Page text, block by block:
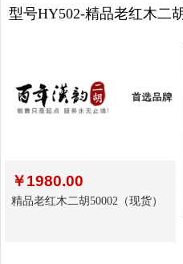
型号HY502-精品老红木二
￥1980.00
精品老红木二胡50002（现货）